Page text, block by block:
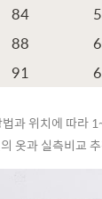
84
88
91
과 위치에 따라
옷과 실측비교